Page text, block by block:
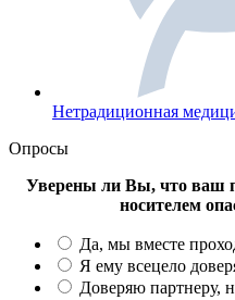
Нетрадиционная
Опросы
Уверены ли Вы, что ваш
носителем
Да, мы вместе
Я ему всецело
Доверяю партнеру,